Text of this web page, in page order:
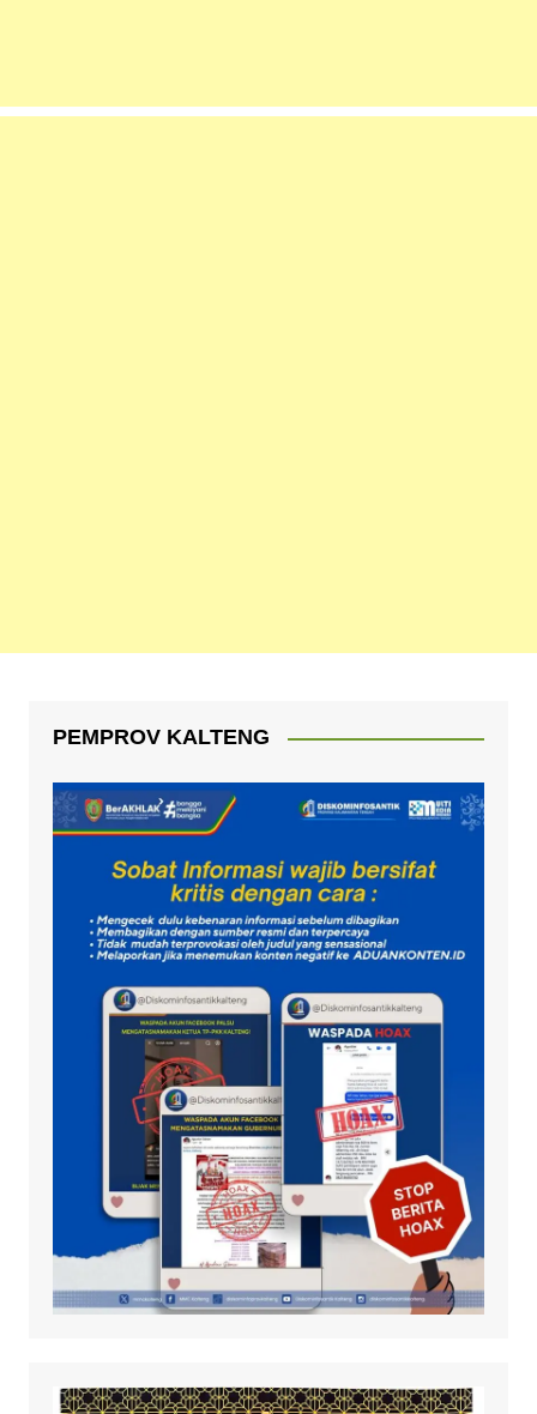
PEMPROV KALTENG